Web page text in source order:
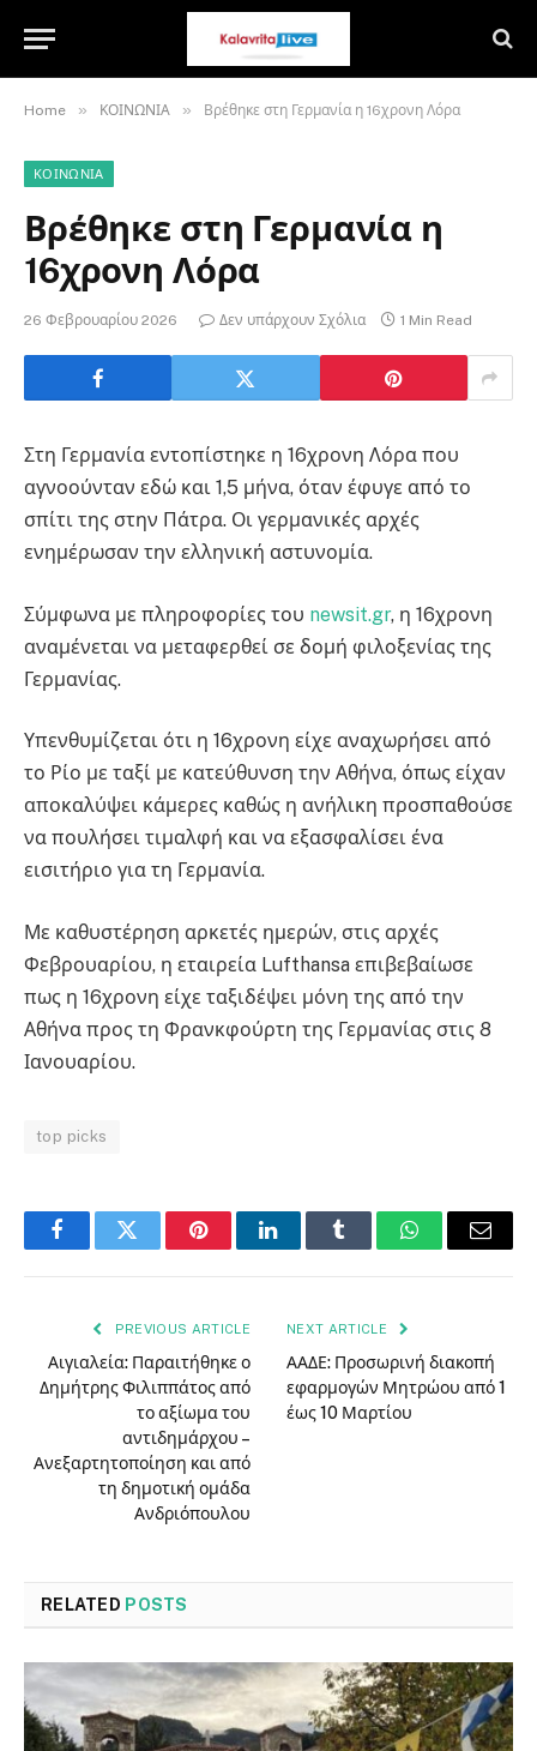
Home » ΚΟΙΝΩΝΙΑ » Βρέθηκε στη Γερμανία η 16χρονη Λόρα
ΚΟΙΝΩΝΙΑ
Βρέθηκε στη Γερμανία η
16χρονη Λόρα
26 Φεβρουαρίου 2026 Δεν υπάρχουν Σχόλια 1 Min Read
Στη Γερμανία εντοπίστηκε η 16χρονη Λόρα που
αγνοούνταν εδώ και 1,5 μήνα, όταν έφυγε από το
σπίτι της στην Πάτρα. Οι γερμανικές αρχές
ενημέρωσαν την ελληνική αστυνομία.
Σύμφωνα με πληροφορίες του newsit.gr, η 16χρονη
αναμένεται να μεταφερθεί σε δομή φιλοξενίας της
Γερμανίας.
Υπενθυμίζεται ότι η 16χρονη είχε αναχωρήσει από
το Ρίο με ταξί με κατεύθυνση την Αθήνα, όπως είχαν
αποκαλύψει κάμερες καθώς η ανήλικη προσπαθούσε
να πουλήσει τιμαλφή και να εξασφαλίσει ένα
εισιτήριο για τη Γερμανία.
Με καθυστέρηση αρκετές ημερών, στις αρχές
Φεβρουαρίου, η εταιρεία Lufthansa επιβεβαίωσε
πως η 16χρονη είχε ταξιδέψει μόνη της από την
Αθήνα προς τη Φρανκφούρτη της Γερμανίας στις 8
Ιανουαρίου.
top picks
FacebookTwitter PinterestLinkedInTumblr WhatsAppEmail
PREVIOUS ARTICLE
Αιγιαλεία: Παραιτήθηκε ο
Δημήτρης Φιλιππάτος από
το αξίωμα του
αντιδημάρχου –
Ανεξαρτητοποίηση και από
τη δημοτική ομάδα
Ανδριόπουλου
NEXT ARTICLE
ΑΑΔΕ: Προσωρινή διακοπή
εφαρμογών Μητρώου από 1
έως 10 Μαρτίου
RELATED POSTS